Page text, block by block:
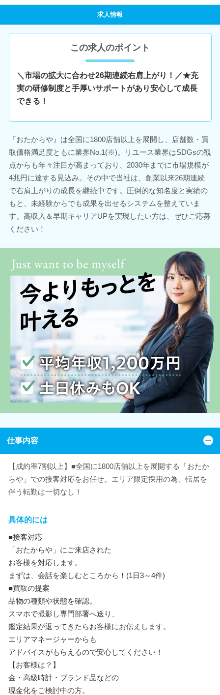
求人情報
この求人のポイント
＼市場の拡大に合わせ26期連続右肩上がり！／★充
実の研修制度と手厚いサポートがあり安心して成長
できる！
『おたからや』は全国に1800店舗以上を展開し、店舗数・買
取価格満足度ともに業界No.1(※)。リユース業界はSDGsの観
点からも年々注目が高まっており、2030年までに市場規模が
4兆円に達する見込み。その中で当社は、創業以来26期連続
で右肩上がりの成長を継続中です。圧倒的な知名度と実績の
もと、未経験からでも成果を出せるシステムを整えていま
す。高収入＆早期キャリアUPを実現したい方は、ぜひご応募
ください！
仕事内容
【成約率7割以上】■全国に1800店舗以上を展開する「おたか
らや」での接客対応をお任せ。エリア限定採用の為、転居を
伴う転勤は一切なし！
具体的には
■接客対応
「おたからや」にご来店された
お客様を対応します。
まずは、会話を楽しむところから！(1日3～4件)
■買取の提案
品物の種類や状態を確認。
スマホで撮影し専門部署へ送り、
鑑定結果が返ってきたらお客様にお伝えします。
エリアマネージャーからも
アドバイスがもらえるので安心してください！
【お客様は？】
金・高級時計・ブランド品などの
現金化をご検討中の方。